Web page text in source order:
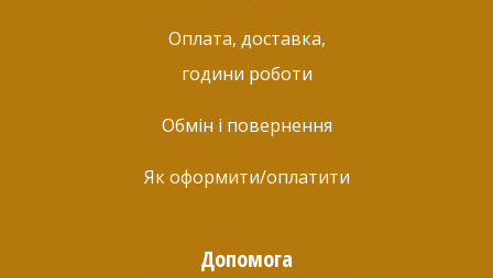
Оплата, доставка,
години роботи
Обмін і повернення
Як оформити/оплатити
Допомога